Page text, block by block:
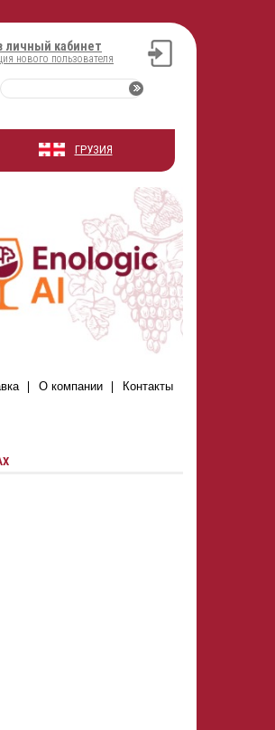
личный кабинет
нового пользователя
ГРУЗИЯ
О компании Контакты